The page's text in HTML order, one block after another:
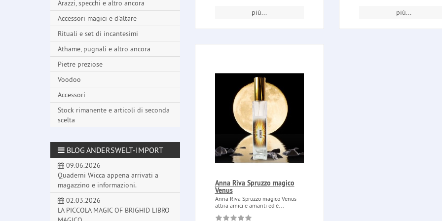
più... più...
Anna Riva Spruzzo magico
Venus
Anna Riva Spruzzo magico Venus
attira amici e amanti ed è...
Arazzi, specchi e altro ancora
Accessori magici e d'altare
Rituali e set di incantesimi
Athame, pugnali e altro ancora
Pietre preziose
Voodoo
Accessori
Stock rimanente e articoli di seconda
scelta
BLOG ANDERSWELT-IMPORT
09.06.2026
Quaderni Wicca appena arrivati a
magazzino e informazioni.
02.03.2026
LA PICCOLA MAGIC OF BRIGHID LIBRO